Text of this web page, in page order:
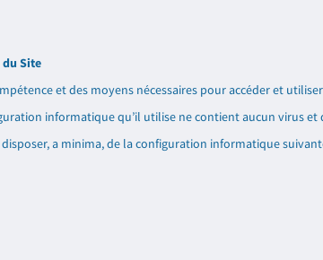
du Site
et des moyens nécessaires pour accéder et
informatique qu’il utilise ne contient aucun virus
a minima, de la configuration informatique